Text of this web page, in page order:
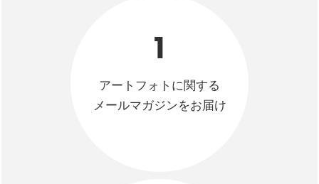
1
アートフォトに関する
メールマガジンをお届け